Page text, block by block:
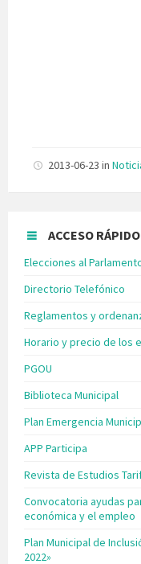
2013-06-23 in
ACCESO RÁPIDO
Elecciones al
Directorio Telefónico
Reglamentos y
Horario y precio de los
PGOU
Biblioteca Municipal
Plan Emergencia
APP Participa
Revista de Estudios
Convocatoria ayudas
económica y el empleo
Plan Municipal de
2022»